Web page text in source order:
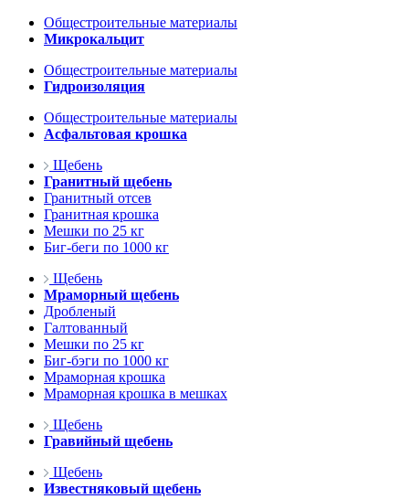
Общестроительные материалы
Микрокальцит
Общестроительные материалы
Гидроизоляция
Общестроительные материалы
Асфальтовая крошка
Щебень
Гранитный щебень
Гранитный отсев
Гранитная крошка
Мешки по 25 кг
Биг-беги по 1000 кг
Щебень
Мраморный щебень
Дробленый
Галтованный
Мешки по 25 кг
Биг-бэги по 1000 кг
Мраморная крошка
Мраморная крошка в мешках
Щебень
Гравийный щебень
Щебень
Известняковый щебень